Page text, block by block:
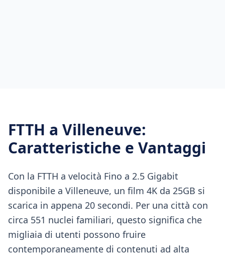
FTTH a Villeneuve:
Caratteristiche e Vantaggi
Con la FTTH a velocità Fino a 2.5 Gigabit
disponibile a Villeneuve, un film 4K da 25GB si
scarica in appena 20 secondi. Per una città con
circa 551 nuclei familiari, questo significa che
migliaia di utenti possono fruire
contemporaneamente di contenuti ad alta